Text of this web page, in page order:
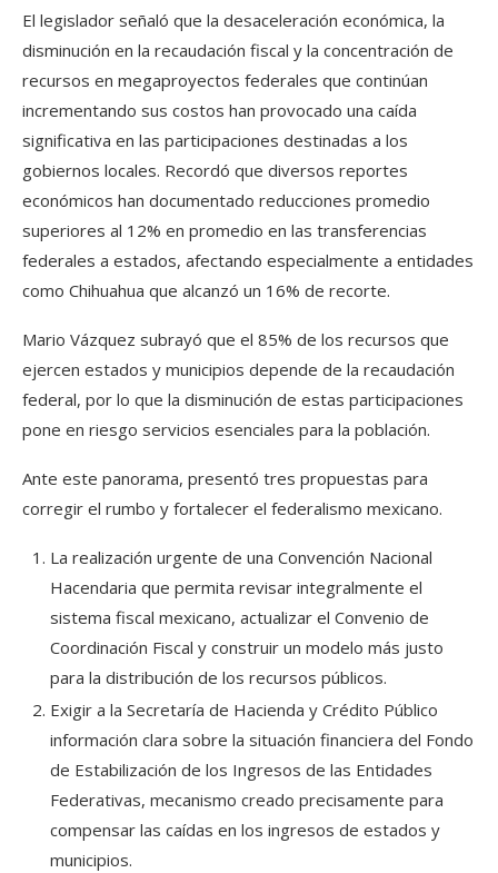
El legislador señaló que la desaceleración económica, la
disminución en la recaudación fiscal y la concentración de
recursos en megaproyectos federales que continúan
incrementando sus costos han provocado una caída
significativa en las participaciones destinadas a los
gobiernos locales. Recordó que diversos reportes
económicos han documentado reducciones promedio
superiores al 12% en promedio en las transferencias
federales a estados, afectando especialmente a entidades
como Chihuahua que alcanzó un 16% de recorte.
Mario Vázquez subrayó que el 85% de los recursos que
ejercen estados y municipios depende de la recaudación
federal, por lo que la disminución de estas participaciones
pone en riesgo servicios esenciales para la población.
Ante este panorama, presentó tres propuestas para
corregir el rumbo y fortalecer el federalismo mexicano.
La realización urgente de una Convención Nacional
Hacendaria que permita revisar integralmente el
sistema fiscal mexicano, actualizar el Convenio de
Coordinación Fiscal y construir un modelo más justo
para la distribución de los recursos públicos.
Exigir a la Secretaría de Hacienda y Crédito Público
información clara sobre la situación financiera del Fondo
de Estabilización de los Ingresos de las Entidades
Federativas, mecanismo creado precisamente para
compensar las caídas en los ingresos de estados y
municipios.